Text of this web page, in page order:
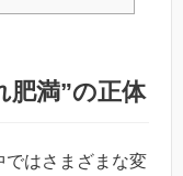
肥満”の正体
ではさまざまな変